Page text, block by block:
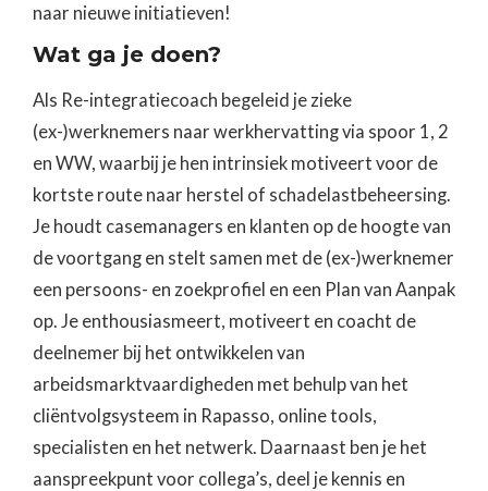
naar nieuwe initiatieven!
Wat ga je doen?
Als Re-integratiecoach begeleid je zieke
(ex-)werknemers naar werkhervatting via spoor 1, 2
en WW, waarbij je hen intrinsiek motiveert voor de
kortste route naar herstel of schadelastbeheersing.
Je houdt casemanagers en klanten op de hoogte van
de voortgang en stelt samen met de (ex-)werknemer
een persoons- en zoekprofiel en een Plan van Aanpak
op. Je enthousiasmeert, motiveert en coacht de
deelnemer bij het ontwikkelen van
arbeidsmarktvaardigheden met behulp van het
cliëntvolgsysteem in Rapasso, online tools,
specialisten en het netwerk. Daarnaast ben je het
aanspreekpunt voor collega’s, deel je kennis en